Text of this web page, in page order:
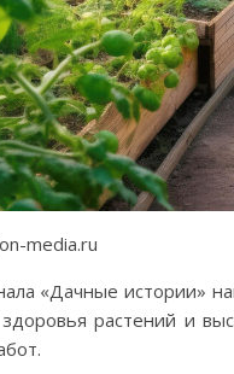
media.ru
«Дачные истории»
растений и